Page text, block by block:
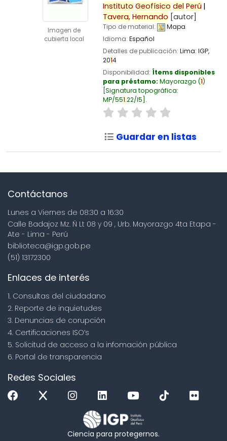
Imagen de
cubierta local
Instituto Geofísico del Perú
Tavera, Hernando [autor]
Tipo de material:
Mapa
Idioma: Español
Detalles de publicación: Lima: IGP,
2014
Disponibilidad: Ítems disponibles
para préstamo: Mayorazgo (1)
Signatura topográfica:
MP/551.22/I5 .
Guardar en listas
Contáctanos
Lunes a Viernes de 08:30 a 16:30
Calle Badajoz Mz. Ñ Lt 08 y 09 , Urb. Mayorazgo 4ta Etapa -
Ate - Lima - Perú
biblioteca@igp.gob.pe
(51) 13172300
Enlaces de interés
1. Consultas del ciudadano
2. Reporte de inquietudes
3. Denuncias de corupción
4. Certificaciones ISO’s
5. Solicitud de acceso a la infomación pública
6. Portal de transparencia
Redes Sociales
Ciencia para protegernos.